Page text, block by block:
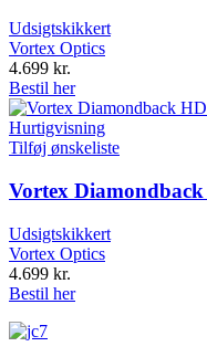
Udsigtskikkert
Vortex Optics
4.699 kr.
Bestil her
Hurtigvisning
Tilføj ønskeliste
Vortex
Udsigtskikkert
Vortex Optics
4.699 kr.
Bestil her